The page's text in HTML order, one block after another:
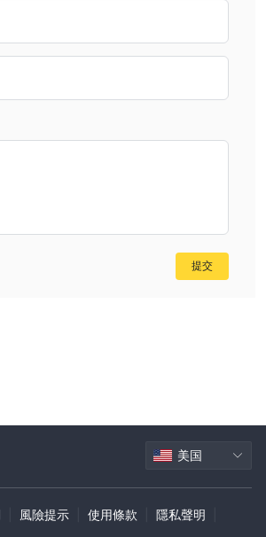
商品的交易機會，包括軟商品（如農產品）
源）。交易者可以利用供需動態和市場波動來
小麥等熱門商品。
進入令人興奮的加密貨幣世界的機會。交易
太坊、瑞波幣等流行的加密貨幣。加密貨幣市
動性，允許交易者從價格變動中潛在獲利。
探索交易的初學者而設計。客戶只需支付
即可獲得專家的入門課程。請求按優先級順
和交易外匯、加密貨幣和大宗商品。
季報期間參與交易。他們還可以使用高級功
提交
美国
風險提示 使用條款 隱私聲明